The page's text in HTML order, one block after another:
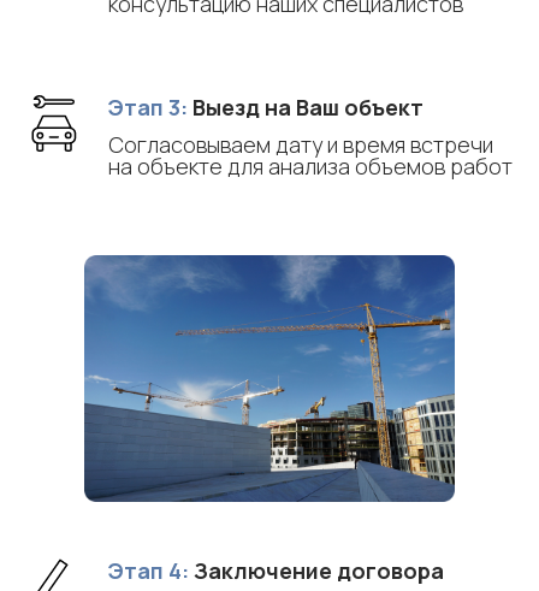
Этап 3: Выезд на Ваш объект
Согласовываем дату и время встречи
на объекте для анализа объемов работ
Этап 4: Заключение договора